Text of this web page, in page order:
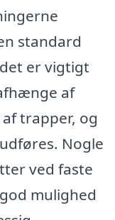
standard
er vigtigt
af
trapper, og
Nogle
ved faste
mulighed